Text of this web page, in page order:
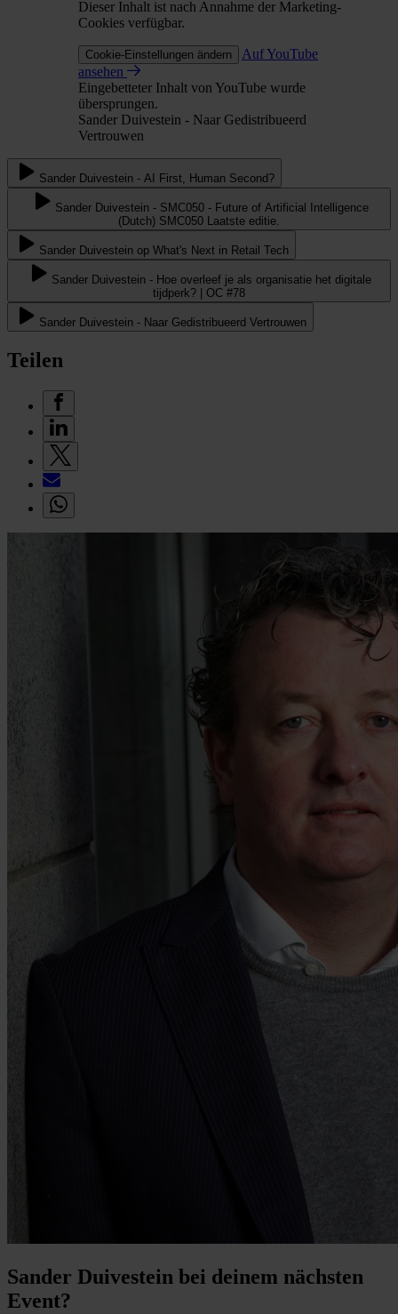
Dieser Inhalt ist nach Annahme der Marketing-
Cookies verfügbar.
Cookie-Einstellungen ändern
Auf YouTube
ansehen
Eingebetteter Inhalt von YouTube wurde
übersprungen.
Sander Duivestein - Naar Gedistribueerd
Vertrouwen
Sander Duivestein - AI First, Human Second?
Sander Duivestein - SMC050 - Future of Artificial Intelligence
(Dutch) SMC050 Laatste editie.
Sander Duivestein op What's Next in Retail Tech
Sander Duivestein - Hoe overleef je als organisatie het digitale
tijdperk? | OC #78
Sander Duivestein - Naar Gedistribueerd Vertrouwen
Teilen
Sander Duivestein bei deinem nächsten
Event?